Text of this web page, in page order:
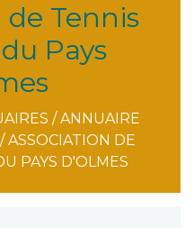
Tennis
Pays
/ANNUAIRE
/ASSOCIATION DE
PAYS D'OLMES